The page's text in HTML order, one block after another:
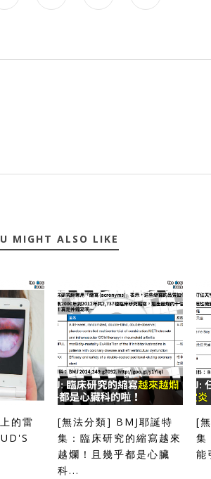
MIGHT ALSO LIKE
的雷
[無法分類] BMJ耶誕特
集：臨床研究的縮寫越來
越爛！且幾乎都是心臟
科...
[
集
能